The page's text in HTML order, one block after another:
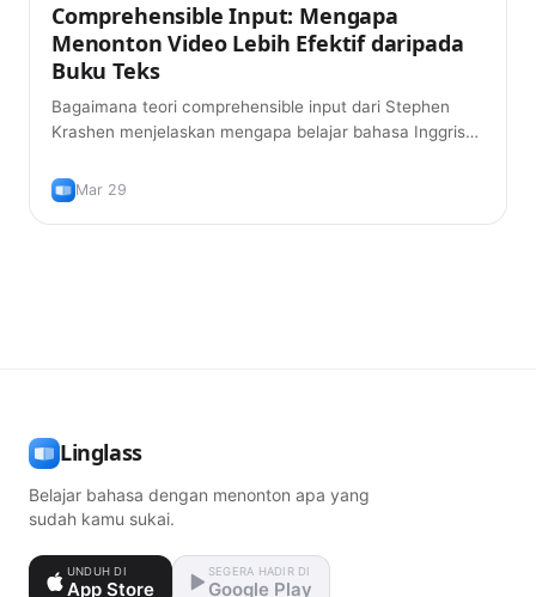
Metode Belajar
Comprehensible Input: Mengapa
Menonton Video Lebih Efektif daripada
Buku Teks
Bagaimana teori comprehensible input dari Stephen
Krashen menjelaskan mengapa belajar bahasa Inggris
buku teks tradisional.
Mar 29
Linglass
Belajar bahasa dengan menonton apa yang
sudah kamu sukai.
UNDUH DI
App Store
SEGERA HADIR DI
Google Play